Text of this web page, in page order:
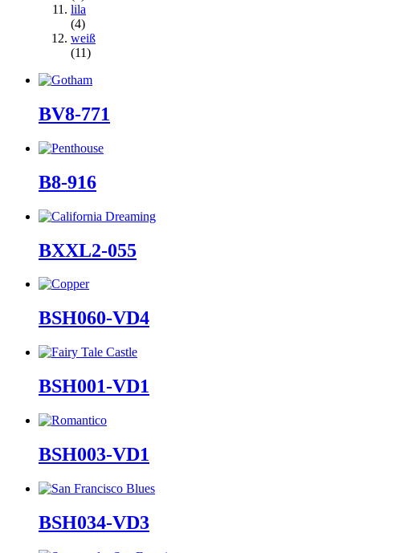
lila
(4)
weiß
(11)
BV8-771
B8-916
BXXL2-055
BSH060-VD4
BSH001-VD1
BSH003-VD1
BSH034-VD3